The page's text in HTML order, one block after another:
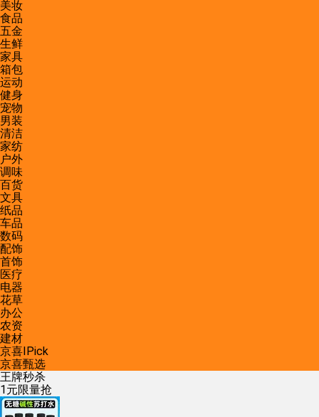
美妆
食品
五金
生鲜
家具
箱包
运动
健身
宠物
男装
清洁
家纺
户外
调味
百货
文具
纸品
车品
数码
配饰
首饰
医疗
电器
花草
办公
农资
建材
京喜IPick
京喜甄选
王牌秒杀
1元限量抢